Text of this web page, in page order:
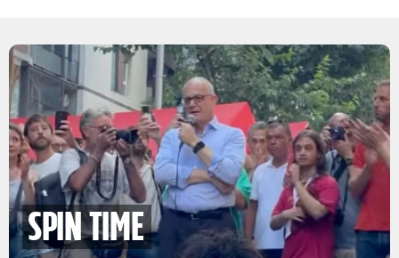
spin time